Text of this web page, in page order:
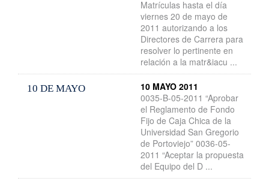
Matrículas hasta el día
viernes 20 de mayo de
2011 autorizando a los
Directores de Carrera para
resolver lo pertinente en
relación a la matr&iacu ...
10 DE MAYO
10 MAYO 2011
0035-B-05-2011 “Aprobar
el Reglamento de Fondo
Fijo de Caja Chica de la
Universidad San Gregorio
de Portoviejo” 0036-05-
2011 “Aceptar la propuesta
del Equipo del D ...